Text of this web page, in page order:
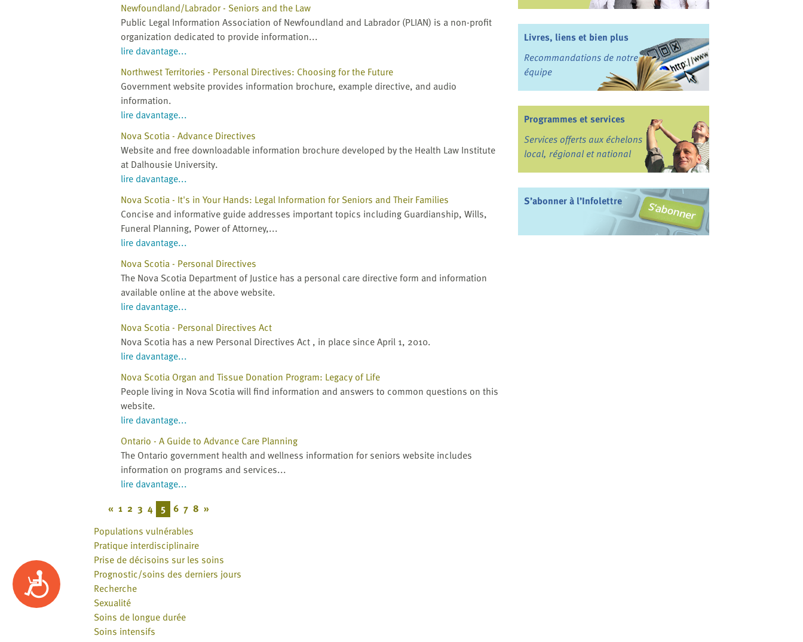
Accessibility
Newfoundland/Labrador - Seniors and the Law
Public Legal Information Association of Newfoundland and Labrador (PLIAN) is a non-profit
organization dedicated to provide information...
lire davantage...
Northwest Territories - Personal Directives: Choosing for the Future
Government website provides information brochure, example directive, and audio
information.
lire davantage...
Nova Scotia - Advance Directives
Website and free downloadable information brochure developed by the Health Law Institute
at Dalhousie University.
lire davantage...
Nova Scotia - It's in Your Hands: Legal Information for Seniors and Their Families
Concise and informative guide addresses important topics including Guardianship, Wills,
Funeral Planning, Power of Attorney,...
lire davantage...
Nova Scotia - Personal Directives
The Nova Scotia Department of Justice has a personal care directive form and information
available online at the above website.
lire davantage...
Nova Scotia - Personal Directives Act
Nova Scotia has a new Personal Directives Act , in place since April 1, 2010.
lire davantage...
Nova Scotia Organ and Tissue Donation Program: Legacy of Life
People living in Nova Scotia will find information and answers to common questions on this
website.
lire davantage...
Ontario - A Guide to Advance Care Planning
The Ontario government health and wellness information for seniors website includes
information on programs and services...
lire davantage...
« 1 2 3 4 5 6 7 8 »
Populations vulnérables
Pratique interdisciplinaire
Prise de décisoins sur les soins
Prognostic/soins des derniers jours
Recherche
Sexualité
Soins de longue durée
Soins intensifs
Livres, liens et bien plus
Recommandations de notre
équipe
Programmes et services
Services offerts aux échelons
local, régional et national
S’abonner à l’Infolettre